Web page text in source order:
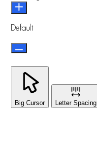
Default
Big Cursor Letter Spacing